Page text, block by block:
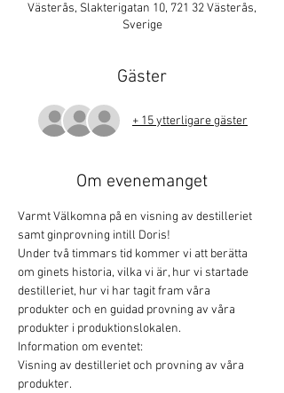
Västerås, Slakterigatan 10, 721 32 Västerås,
Sverige
Gäster
+ 15 ytterligare gäster
Om evenemanget
Varmt Välkomna på en visning av destilleriet
samt ginprovning intill Doris!
Under två timmars tid kommer vi att berätta
om ginets historia, vilka vi är, hur vi startade
destilleriet, hur vi har tagit fram våra
produkter och en guidad provning av våra
produkter i produktionslokalen.
Information om eventet:
Visning av destilleriet och provning av våra
produkter.